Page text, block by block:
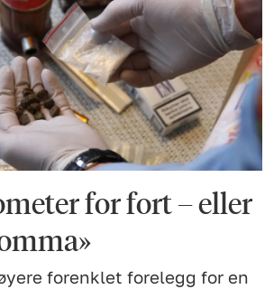
for fort – eller
forenklet forelegg for en